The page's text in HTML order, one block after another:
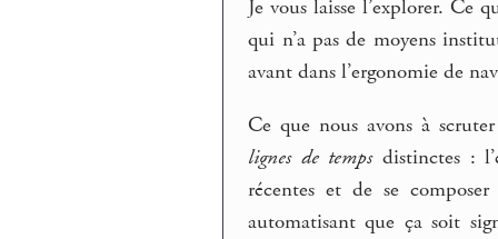
Je vous laisse l’explorer. Ce
qui n’a pas de moyens
avant dans l’ergonomie de
Ce que nous avons à
lignes de tempsdistinctes :
récentes et de se
automatisant que ça soit